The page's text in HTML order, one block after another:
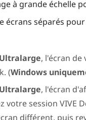
à grande échelle
écrans séparés
Ultralarge, l'écran
. (Windows
Ultralarge, l'écran
votre session VIVE
différent, puis